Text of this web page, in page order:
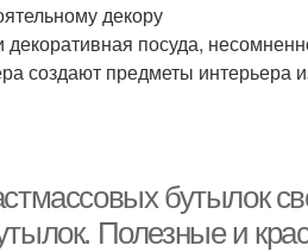
декору
посуда,
создают предметы интерьера
бутылок
Полезные и